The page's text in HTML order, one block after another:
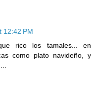
12:42 PM
rico los tamales... en
como plato navideño, y